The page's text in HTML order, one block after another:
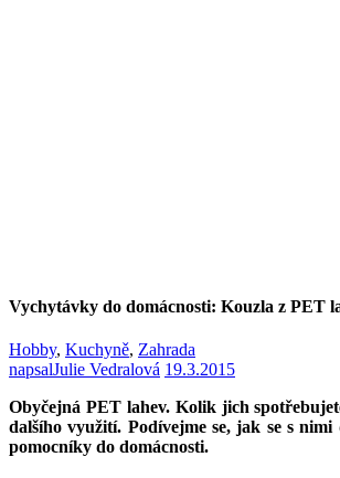
Vychytávky do domácnosti: Kouzla z PET
Hobby, Kuchyně, Zahrada
napsalJulie Vedralová 19.3.2015
Obyčejná PET lahev. Kolik jich
dalšího využití. Podívejme se, jak se s
pomocníky do domácnosti.